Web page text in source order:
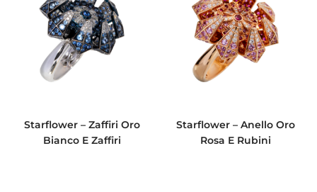
Starflower – Zaffiri Oro
Bianco E Zaffiri
Starflower – Anello Oro
Rosa E Rubini